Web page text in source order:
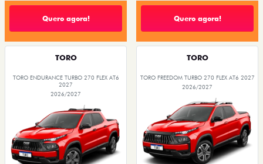
Quero agora! Quero agora!
TORO
TORO ENDURANCE TURBO 270 FLEX AT6
2027
2026/2027
TORO
TORO FREEDOM TURBO 270 FLEX AT6 2027
2026/2027